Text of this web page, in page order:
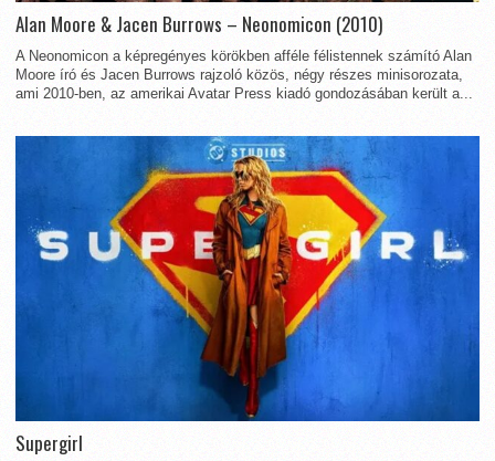
Alan Moore & Jacen Burrows – Neonomicon (2010)
A Neonomicon a képregényes körökben afféle félistennek számító Alan
Moore író és Jacen Burrows rajzoló közös, négy részes minisorozata,
ami 2010-ben, az amerikai Avatar Press kiadó gondozásában került a...
Supergirl